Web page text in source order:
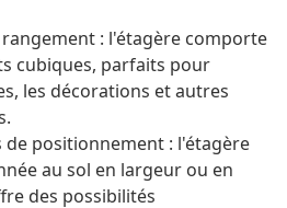
rangement : l'étagère comporte
cubiques, parfaits pour
les décorations et autres
positionnement : l'étagère
au sol en largeur ou en
des possibilités